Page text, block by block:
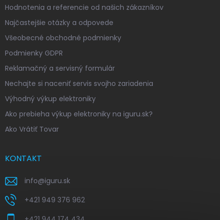
Hodnotenia a referencie od našich zákazníkov
Najčastejšie otázky a odpovede
Všeobecné obchodné podmienky
Podmienky GDPR
Reklamačný a servisný formulár
Nechajte si naceniť servis svojho zariadenia
Výhodný výkup elektroniky
Ako prebieha výkup elektroniky na iguru.sk?
Ako Vrátiť Tovar
KONTAKT
info@iguru.sk
+421 949 376 962